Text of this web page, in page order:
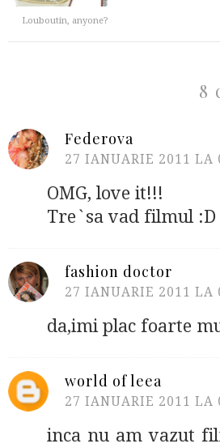
Louboutin, anyone?
8
Federova
27 IANUARIE 2011 LA
OMG, love it!!!
Tre`sa vad filmul :D
fashion doctor
27 IANUARIE 2011 LA
da,imi plac foarte
world of leea
27 IANUARIE 2011 LA
inca nu am vazut